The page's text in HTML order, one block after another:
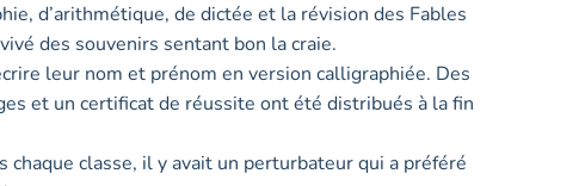
d’arithmétique, de dictée et la révision des Fables
des souvenirs sentant bon la craie.
leur nom et prénom en version calligraphiée. Des
et un certificat de réussite ont été distribués à la fin
chaque classe, il y avait un perturbateur qui a préféré